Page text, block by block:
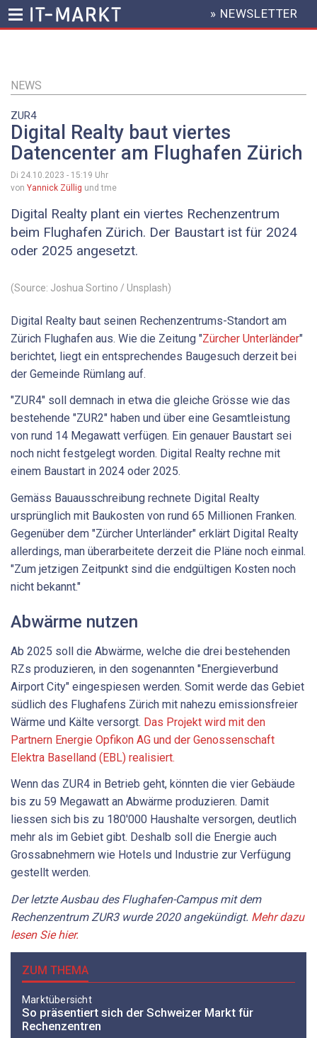
Inhalt
HEADER
MENU
» NEWSLETTER
NEWS
ZUR4
Digital Realty baut viertes
Datencenter am Flughafen Zürich
Di 24.10.2023 - 15:19 Uhr
von Yannick Züllig und tme
Digital Realty plant ein viertes Rechenzentrum
beim Flughafen Zürich. Der Baustart ist für 2024
oder 2025 angesetzt.
(Source: Joshua Sortino / Unsplash)
Digital Realty baut seinen Rechenzentrums-Standort am
Zürich Flughafen aus. Wie die Zeitung "Zürcher Unterländer"
berichtet, liegt ein entsprechendes Baugesuch derzeit bei
der Gemeinde Rümlang auf.
"ZUR4" soll demnach in etwa die gleiche Grösse wie das
bestehende "ZUR2" haben und über eine Gesamtleistung
von rund 14 Megawatt verfügen. Ein genauer Baustart sei
noch nicht festgelegt worden. Digital Realty rechne mit
einem Baustart in 2024 oder 2025.
Gemäss Bauausschreibung rechnete Digital Realty
ursprünglich mit Baukosten von rund 65 Millionen Franken.
Gegenüber dem "Zürcher Unterländer" erklärt Digital Realty
allerdings, man überarbeitete derzeit die Pläne noch einmal.
"Zum jetzigen Zeitpunkt sind die endgültigen Kosten noch
nicht bekannt."
Abwärme nutzen
Ab 2025 soll die Abwärme, welche die drei bestehenden
RZs produzieren, in den sogenannten "Energieverbund
Airport City" eingespiesen werden. Somit werde das Gebiet
südlich des Flughafens Zürich mit nahezu emissionsfreier
Wärme und Kälte versorgt. Das Projekt wird mit den
Partnern Energie Opfikon AG und der Genossenschaft
Elektra Baselland (EBL) realisiert.
Wenn das ZUR4 in Betrieb geht, könnten die vier Gebäude
bis zu 59 Megawatt an Abwärme produzieren. Damit
liessen sich bis zu 180'000 Haushalte versorgen, deutlich
mehr als im Gebiet gibt. Deshalb soll die Energie auch
Grossabnehmern wie Hotels und Industrie zur Verfügung
gestellt werden.
Der letzte Ausbau des Flughafen-Campus mit dem
Rechenzentrum ZUR3 wurde 2020 angekündigt. Mehr dazu
lesen Sie hier.
ZUM THEMA
Marktübersicht
So präsentiert sich der Schweizer Markt für
Rechenzentren